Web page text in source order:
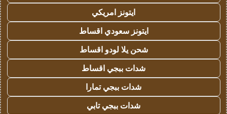
ايتونز امريكي
ايتونز سعودي اقساط
شحن يلا لودو اقساط
شدات ببجي اقساط
شدات ببجي تمارا
شدات ببجي تابي